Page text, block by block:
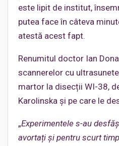
este lipit de institut,
putea face în câteva
atestă acest fapt.
Renumitul doctor Ian
scannerelor cu
martor la disecții WI-38,
Karolinska și pe care le
„Experimentele s-au de
avortați și pentru scurt